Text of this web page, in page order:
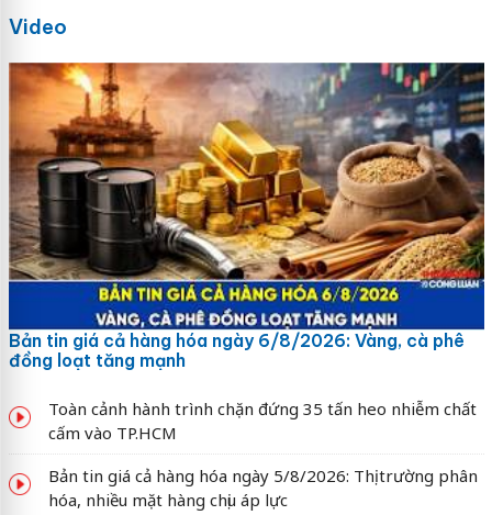
Video
Bản tin giá cả hàng hóa ngày 6/8/2026: Vàng, cà phê
đồng loạt tăng mạnh
Toàn cảnh hành trình chặn đứng 35 tấn heo nhiễm chất
cấm vào TP.HCM
Bản tin giá cả hàng hóa ngày 5/8/2026: Thị trường phân
hóa, nhiều mặt hàng chịu áp lực